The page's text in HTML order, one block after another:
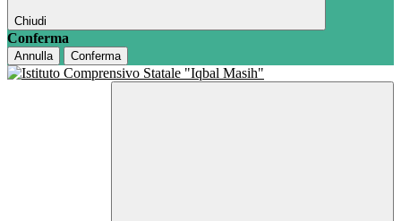
Chiudi
Conferma
Annulla Conferma